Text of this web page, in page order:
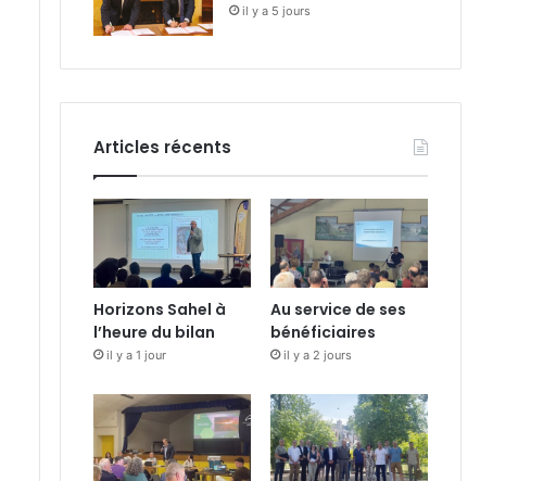
il y a 5 jours
Articles récents
Horizons Sahel à
l’heure du bilan
il y a 1 jour
Au service de ses
bénéficiaires
il y a 2 jours